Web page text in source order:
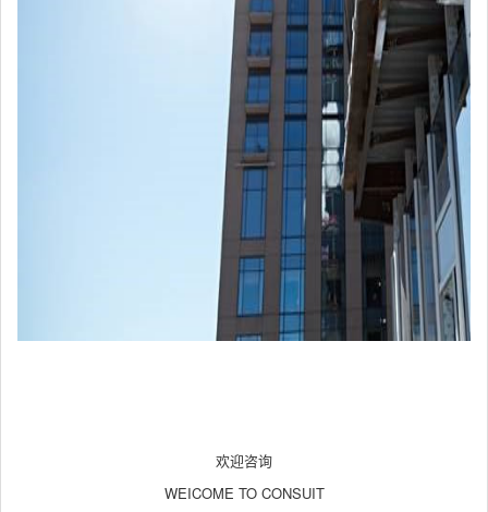
欢迎咨询
WEICOME TO CONSUIT